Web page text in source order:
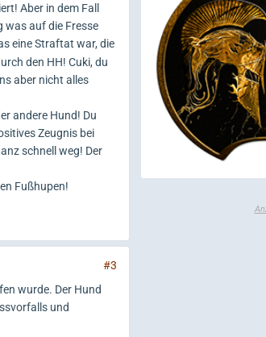
Aber in dem Fall
was auf die Fresse
eine Straftat war, die
den HH! Cuki, du
aber nicht alles
andere Hund! Du
Zeugnis bei
schnell weg! Der
Fußhupen!
#3
wurde. Der Hund
und